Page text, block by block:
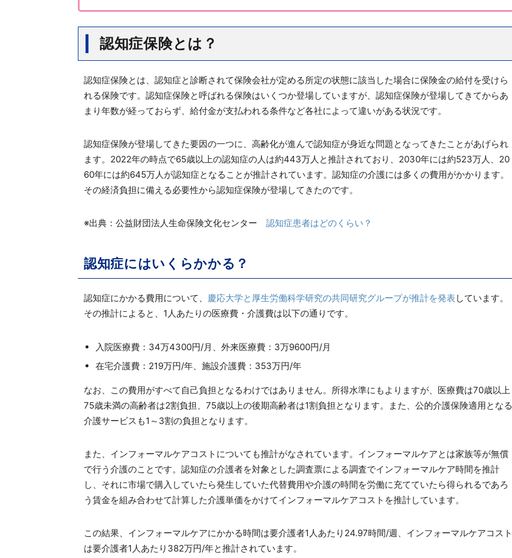
認知症保険とは？
認知症保険とは、認知症と診断されて保険会社が定める所定の状態に該当した場合に保険金の給付を受けら
れる保険です。認知症保険と呼ばれる保険はいくつか登場していますが、認知症保険が登場してきてからあ
まり年数が経っておらず、給付金が支払われる条件など各社によって違いがある状況です。
認知症保険が登場してきた要因の一つに、高齢化が進んで認知症が身近な問題となってきたことがあげられ
ます。2022年の時点で65歳以上の認知症の人は約443万人と推計されており、2030年には約523万人、20
60年には約645万人が認知症となることが推計されています。認知症の介護には多くの費用がかかります。
その経済負担に備える必要性から認知症保険が登場してきたのです。
※出典：公益財団法人生命保険文化センター 認知症患者はどのくらい？
認知症にはいくらかかる？
認知症にかかる費用について、 慶応大学と厚生労働科学研究の共同研究グループが推計を発表しています。
その推計によると、1人あたりの医療費・介護費は以下の通りです。
入院医療費：34万4300円/月、外来医療費：3万9600円/月
在宅介護費：219万円/年、施設介護費：353万円/年
なお、この費用がすべて自己負担となるわけではありません。所得水準にもよりますが、医療費は70歳以上
75歳未満の高齢者は2割負担、75歳以上の後期高齢者は1割負担となります。また、公的介護保険適用となる
介護サービスも1～3割の負担となります。
また、インフォーマルケアコストについても推計がなされています。インフォーマルケアとは家族等が無償
で行う介護のことです。認知症の介護者を対象とした調査票による調査でインフォーマルケア時間を推計
し、それに市場で購入していたら発生していた代替費用や介護の時間を労働に充てていたら得られるであろ
う賃金を組み合わせて計算した介護単価をかけてインフォーマルケアコストを推計しています。
この結果、インフォーマルケアにかかる時間は要介護者1人あたり24.97時間/週、インフォーマルケアコスト
は要介護者1人あたり382万円/年と推計されています。